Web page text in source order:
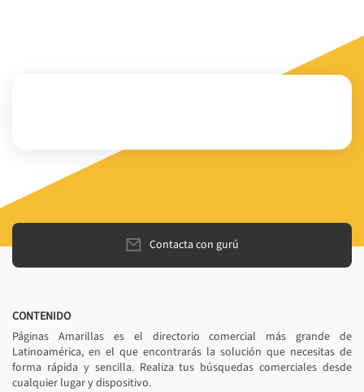
Contacta con gurú
CONTENIDO
Páginas Amarillas es el directorio comercial más grande de
Latinoamérica, en el que encontrarás la solución que necesitas de
forma rápida y sencilla. Realiza tus búsquedas comerciales desde
cualquier lugar y dispositivo.